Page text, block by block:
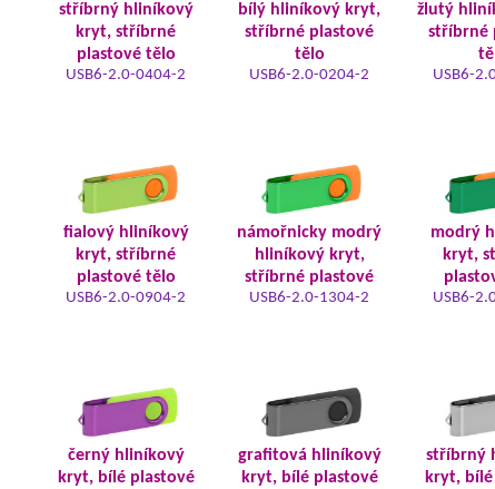
stříbrný hliníkový
kryt, stříbrné
plastové tělo
USB6-2.0-0404-2
bílý hliníkový kryt,
stříbrné plastové
tělo
USB6-2.0-0204-2
žlutý
stříbrné
USB6-
fialový hliníkový
kryt, stříbrné
plastové tělo
USB6-2.0-0904-2
námořnicky modrý
hliníkový kryt,
stříbrné plastové
USB6-2.0-1304-2
modrý
kryt,
USB6-
černý hliníkový
kryt, bílé plastové
grafitová hliníkový
kryt, bílé plastové
stříbrný
kryt,